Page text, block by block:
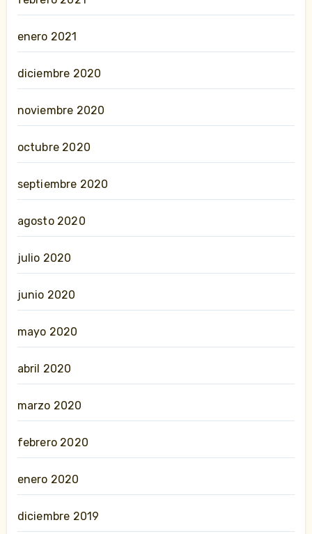
enero 2021
diciembre 2020
noviembre 2020
octubre 2020
septiembre 2020
agosto 2020
julio 2020
junio 2020
mayo 2020
abril 2020
marzo 2020
febrero 2020
enero 2020
diciembre 2019